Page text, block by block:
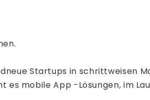
Startups in schrittweisen
mobile App -Lösungen, im